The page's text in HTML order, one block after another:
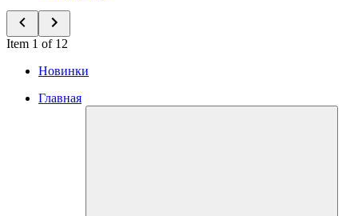
Item 1 of 12
Новинки
Главная